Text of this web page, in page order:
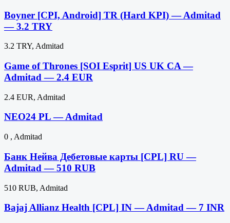
Boyner [CPI, Android] TR (Hard KPI) — Admitad
— 3.2 TRY
3.2 TRY, Admitad
Game of Thrones [SOI Esprit] US UK CA —
Admitad — 2.4 EUR
2.4 EUR, Admitad
NEO24 PL — Admitad
0 , Admitad
Банк Нейва Дебетовые карты [CPL] RU —
Admitad — 510 RUB
510 RUB, Admitad
Bajaj Allianz Health [CPL] IN — Admitad — 7 INR